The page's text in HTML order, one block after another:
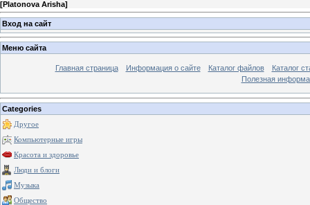
[Platonova Arisha]
Вход на сайт
Меню сайта
Главная страница Информация о сайте Каталог файлов
Каталог
Полезная
Categories
Другое
Компьютерные игры
Красота и здоровье
Люди и блоги
Музыка
Общество